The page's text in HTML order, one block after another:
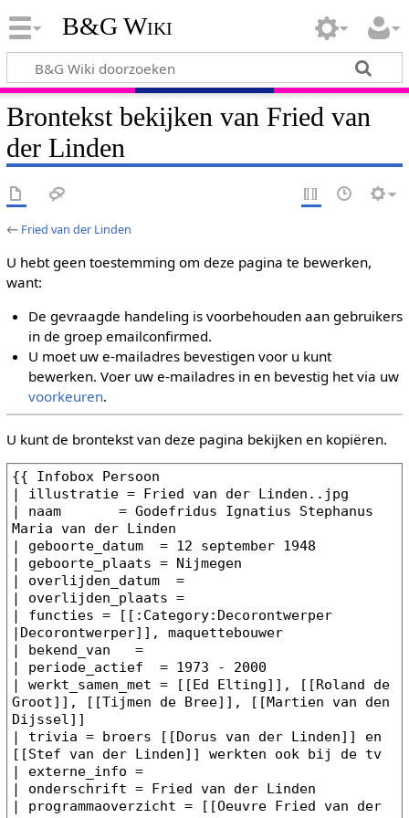
B&G Wiki
Brontekst bekijken van Fried van
der Linden
← Fried van der Linden
U hebt geen toestemming om deze pagina te bewerken,
want:
De gevraagde handeling is voorbehouden aan gebruikers
in de groep emailconfirmed.
U moet uw e-mailadres bevestigen voor u kunt
bewerken. Voer uw e-mailadres in en bevestig het via uw
voorkeuren.
U kunt de brontekst van deze pagina bekijken en kopiëren.